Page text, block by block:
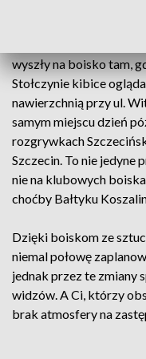
wyszły na boisko tam,
Stołczynie kibice
nawierzchnią przy ul.
samym miejscu dzień
rozgrywkach
Szczecin. To nie jedyne
nie na klubowych
choćby Bałtyku
Dzięki boiskom ze
niemal połowę
jednak przez te zmiany
widzów. A Ci, którzy
brak atmosfery na